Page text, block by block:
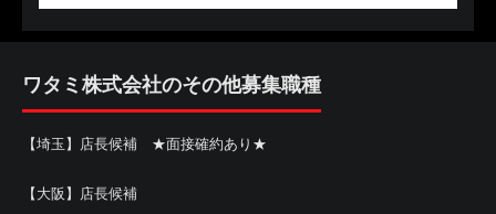
ワタミ株式会社のその他募集職種
【埼玉】店長候補 ★面接確約あり★
【大阪】店長候補